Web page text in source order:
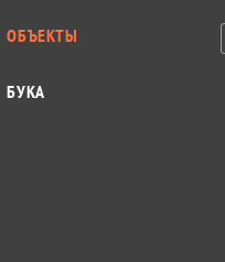
ОБЪЕКТЫ
БУКА